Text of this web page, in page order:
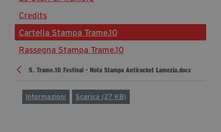
Diventa Partner
Dona
Fondazione Trame
Chi Siamo
5. Trame.10 Festival - Nota Stampa Antiracket Lamezia.docx
Informazioni Scarica (27 KB)
Credits
Cartella Stampa Trame.10
Rassegna Stampa Trame.10